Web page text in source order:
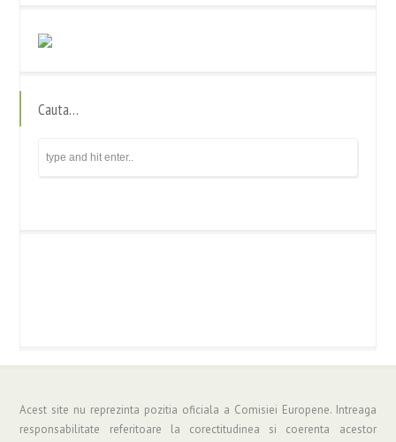
Cauta…
Acest site nu reprezinta pozitia oficiala a Comisiei Europene. Intreaga
responsabilitate referitoare la corectitudinea si coerenta acestor